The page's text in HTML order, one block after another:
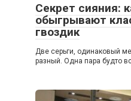
Секрет сияния:
обыгрывают
гвоздик
Две серьги, одинаковый
разный. Одна пара будто